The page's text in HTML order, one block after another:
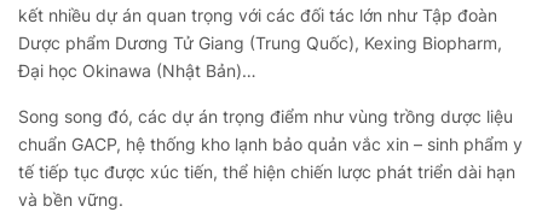
kết nhiều dự án quan trọng với các đối tác lớn như Tập đoàn
Dược phẩm Dương Tử Giang (Trung Quốc), Kexing Biopharm,
Đại học Okinawa (Nhật Bản)…
Song song đó, các dự án trọng điểm như vùng trồng dược liệu
chuẩn GACP, hệ thống kho lạnh bảo quản vắc xin – sinh phẩm y
tế tiếp tục được xúc tiến, thể hiện chiến lược phát triển dài hạn
và bền vững.